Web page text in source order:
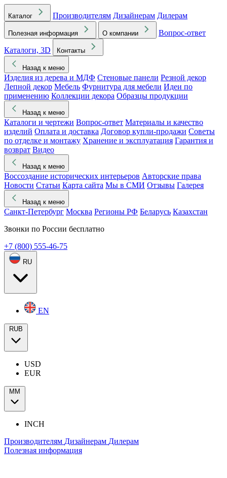
Каталог Производителям Дизайнерам Дилерам
Полезная информация О компании
Вопрос-ответ
Каталоги, 3D
Контакты
Назад к меню
Изделия из дерева и МДФ Стеновые панели Резной декор
Лепной декор Мебель Фурнитура для мебели Идеи по
применению Коллекции декора Образцы продукции
Назад к меню
Каталоги и чертежи Вопрос-ответ Материалы и качество
изделий Оплата и доставка Договор купли-продажи Советы
по отделке и монтажу Хранение и эксплуатация Гарантия и
возврат Видео
Назад к меню
Воссоздание исторических интерьеров Авторские права
Новости Статьи Карта сайта Мы в СМИ Отзывы Галерея
Назад к меню
Санкт-Петербург Москва Регионы РФ Беларусь Казахстан
Звонки по России бесплатно
+7 (800) 555-46-75
RU
EN
RUB
USD
EUR
ММ
INCH
Производителям Дизайнерам Дилерам
Полезная информация